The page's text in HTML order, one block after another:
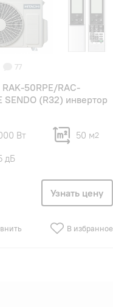
77
50RPE/RAC-
SENDO (R32) инвертор
Вт 50 м2
дБ
Узнать цену
В избранное